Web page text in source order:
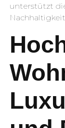
unterstützt